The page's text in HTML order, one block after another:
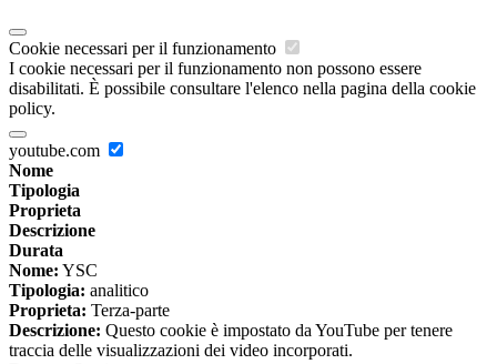
Cookie necessari per il funzionamento
I cookie necessari per il funzionamento non possono essere
disabilitati. È possibile consultare l'elenco nella pagina della cookie
policy.
youtube.com
Nome
Tipologia
Proprieta
Descrizione
Durata
Nome: YSC
Tipologia: analitico
Proprieta: Terza-parte
Descrizione: Questo cookie è impostato da YouTube per tenere
traccia delle visualizzazioni dei video incorporati.